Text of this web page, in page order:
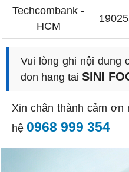
Techcombank -
HCM
Vui lòng ghi nội dung
don hang tai SINI
Xin chân thành cảm ơn
hệ 0968 999 354